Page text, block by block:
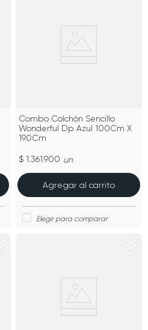
Combo Colchón Sencillo
Wonderful Dp Azul 100Cm X
190Cm
$ 1.361.900 un
Agregar al carrito